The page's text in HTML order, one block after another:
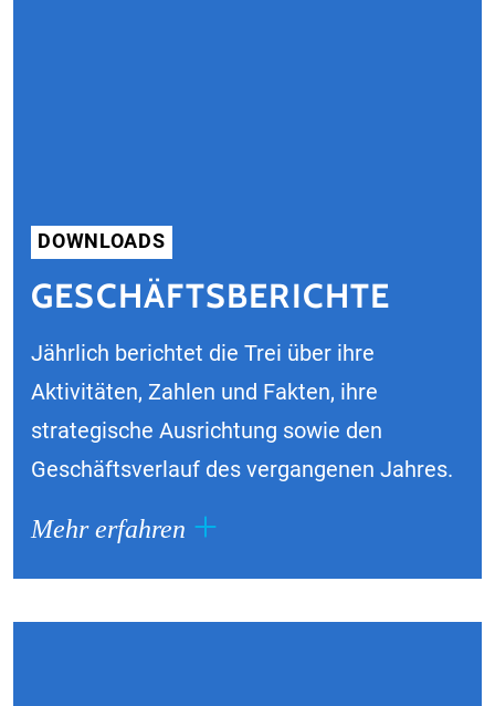
DOWNLOADS
GESCHÄFTSBERICHTE
Jährlich berichtet die Trei über ihre
Aktivitäten, Zahlen und Fakten, ihre
strategische Ausrichtung sowie den
Geschäftsverlauf des vergangenen Jahres.
Mehr erfahren